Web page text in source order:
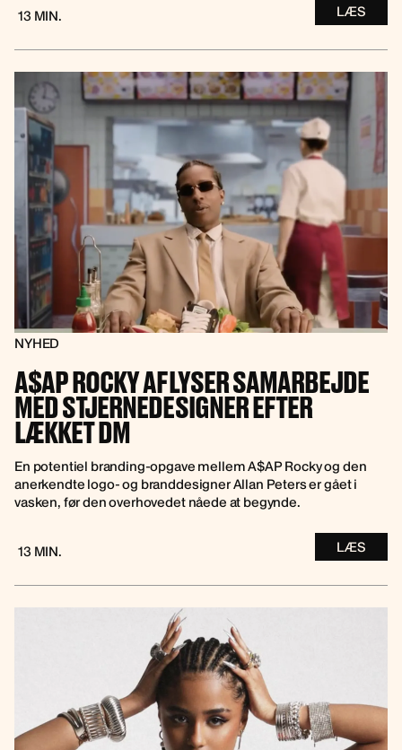
13 MIN. LÆS
NYHED
A$AP ROCKY AFLYSER SAMARBEJDE
MED STJERNEDESIGNER EFTER
LÆKKET DM
En potentiel branding-opgave mellem A$AP Rocky og den
anerkendte logo- og branddesigner Allan Peters er gået i
vasken, før den overhovedet nåede at begynde.
13 MIN. LÆS